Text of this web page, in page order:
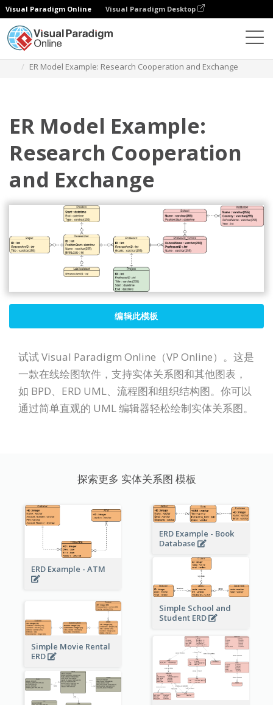
Visual Paradigm Online Visual Paradigm Desktop
ER Model Example: Research Cooperation and Exchange
ER Model Example:
Research Cooperation
and Exchange
编辑此模板
试试 Visual Paradigm Online（VP Online）。这是
一款在线绘图软件，支持实体关系图和其他图表，
如 BPD、ERD UML、流程图和组织结构图。你可以
通过简单直观的 UML 编辑器轻松绘制实体关系图。
探索更多 实体关系图 模板
ERD Example - ATM
ERD Example - Book
Database
Simple School and
Student ERD
Simple Movie Rental
ERD